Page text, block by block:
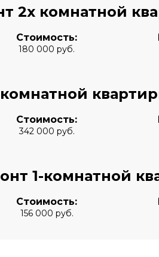
2х комнатной
Стоимость:
180 000 руб.
Стоимость:
342 000 руб.
1-комнатной
Стоимость:
156 000 руб.